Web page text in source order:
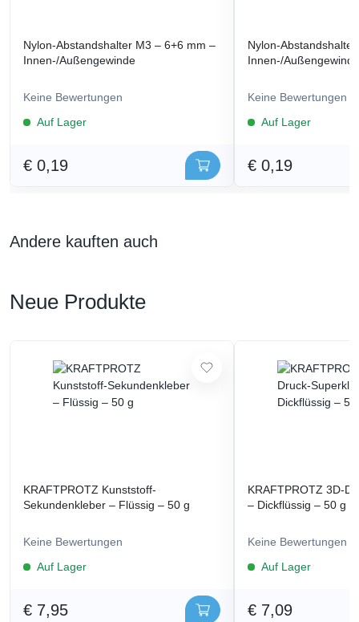
Nylon-Abstandshalter M3 – 6+6 mm –
Innen-/Außengewinde
Keine Bewertungen
Auf Lager
€ 0,19
Nylon-
Innen-/Außengewinde
Keine Bewertungen
Auf Lager
€ 0,19
Andere kauften auch
Neue Produkte
KRAFTPROTZ Kunststoff-
Sekundenkleber – Flüssig – 50 g
Keine Bewertungen
Auf Lager
€ 7,95
KRAFTPROTZ 3D-
– Dickflüssig – 50 g
Keine Bewertungen
Auf Lager
€ 7,09